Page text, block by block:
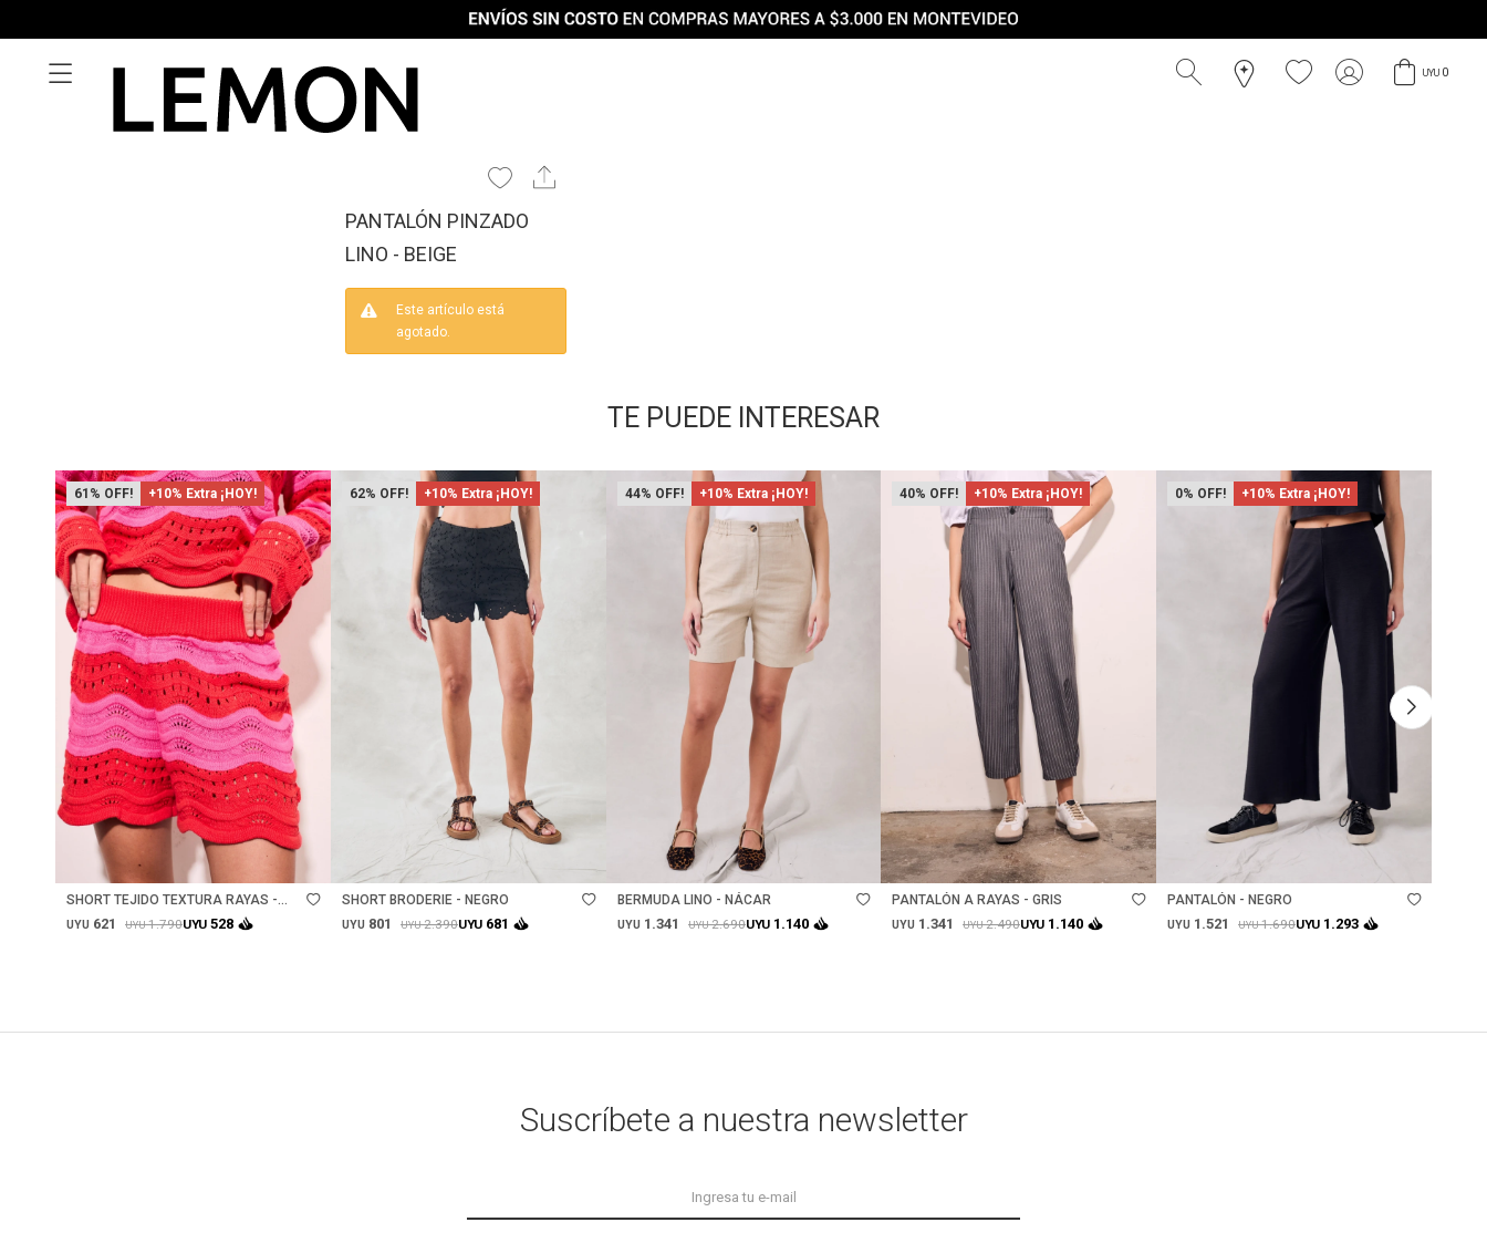
UYU 0

PANTALÓN PINZADO
LINO - BEIGE
Este artículo está
agotado.
TE PUEDE INTERESAR
61 +10% Extra ¡HOY!
Talle
SHORT TEJIDO TEXTURA RAYAS -
UYU 621 UYU1.790UYU 528
62 +10% Extra ¡HOY!
SHORT BRODERIE - NEGRO
UYU 801 UYU2.390UYU 681
44 +10% Extra ¡HOY!
Talle
BERMUDA LINO - NÁCAR
UYU 1.341 UYU2.690UYU 1.140
40 +10% Extra ¡HOY!
Talle
PANTALÓN A RAYAS - GRIS
UYU 1.341 UYU2.490UYU 1.140
0 +10% Extra ¡HOY!
PANTALÓN - NEGRO
UYU 1.521 UYU1.690UYU 1.293
Suscríbete a nuestra newsletter